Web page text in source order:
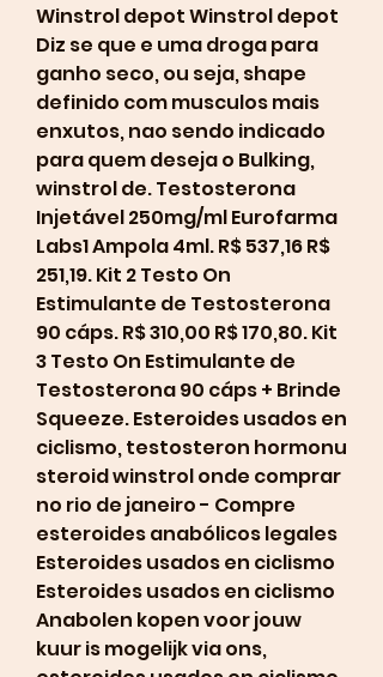
Winstrol depot Winstrol depot
Diz se que e uma droga para
ganho seco, ou seja, shape
definido com musculos mais
enxutos, nao sendo indicado
para quem deseja o Bulking,
winstrol de. Testosterona
Injetável 250mg/ml Eurofarma
Labs1 Ampola 4ml. R$ 537,16 R$
251,19. Kit 2 Testo On
Estimulante de Testosterona
90 cáps. R$ 310,00 R$ 170,80. Kit
3 Testo On Estimulante de
Testosterona 90 cáps + Brinde
Squeeze. Esteroides usados en
ciclismo, testosteron hormonu
steroid winstrol onde comprar
no rio de janeiro - Compre
esteroides anabólicos legales
Esteroides usados en ciclismo
Esteroides usados en ciclismo
Anabolen kopen voor jouw
kuur is mogelijk via ons,